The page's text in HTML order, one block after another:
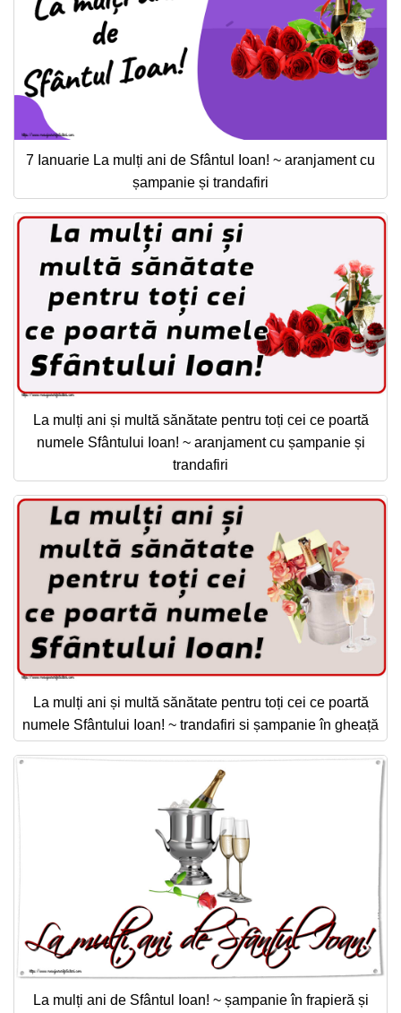
7 Ianuarie La mulți ani de Sfântul Ioan! ~ aranjament cu
șampanie și trandafiri
La mulți ani și multă sănătate pentru toți cei ce poartă
numele Sfântului Ioan! ~ aranjament cu șampanie și
trandafiri
La mulți ani și multă sănătate pentru toți cei ce poartă
numele Sfântului Ioan! ~ trandafiri si șampanie în gheață
La mulți ani de Sfântul Ioan! ~ șampanie în frapieră și